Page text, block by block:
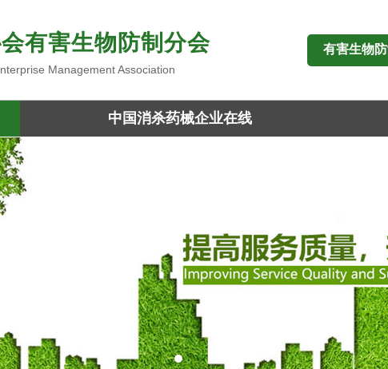
有害生物防制分会 有害生物
Management Association
中国消杀药械企业在线